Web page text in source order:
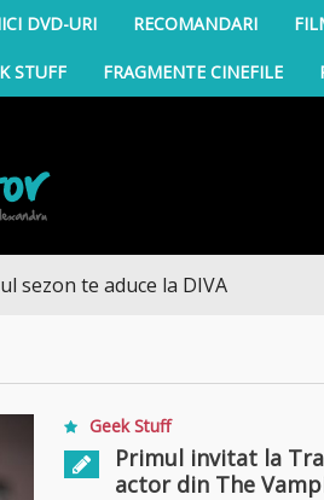
DVD-URI RECOMANDARI
STUFF FRAGMENTE CINEFILE
te aduce la DIVA
Geek Stuff
Primul invitat la
actor din The